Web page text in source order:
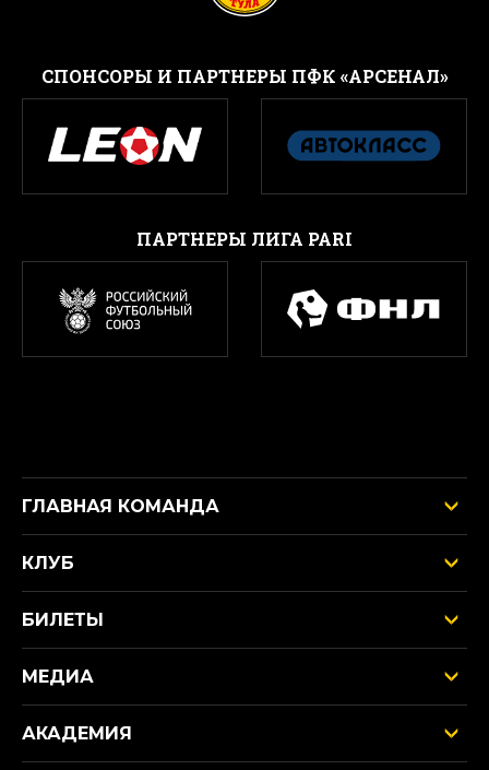
CПОНСОРЫ И ПАРТНЕРЫ ПФК «АРСЕНАЛ»
ПАРТНЕРЫ ЛИГА PARI
ГЛАВНАЯ КОМАНДА
КЛУБ
БИЛЕТЫ
МЕДИА
АКАДЕМИЯ